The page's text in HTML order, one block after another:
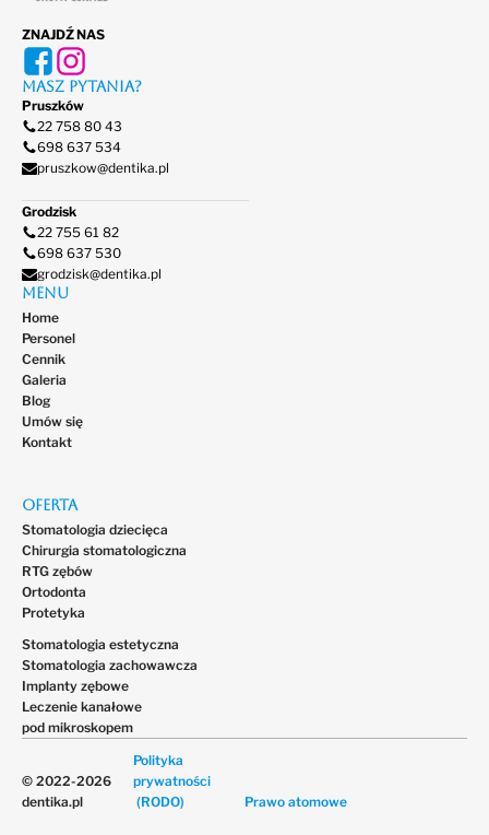
ZNAJDŹ NAS
Masz pytania?
Pruszków
22 758 80 43
698 637 534
pruszkow@dentika.pl
Grodzisk
22 755 61 82
698 637 530
grodzisk@dentika.pl
Menu
Home
Personel
Cennik
Galeria
Blog
Umów się
Kontakt
Oferta
Stomatologia dziecięca
Chirurgia stomatologiczna
RTG zębów
Ortodonta
Protetyka
Stomatologia estetyczna
Stomatologia zachowawcza
Implanty zębowe
Leczenie kanałowe
pod mikroskopem
© 2022-2026
dentika.pl
Polityka
prywatności
(RODO)
Prawo atomowe